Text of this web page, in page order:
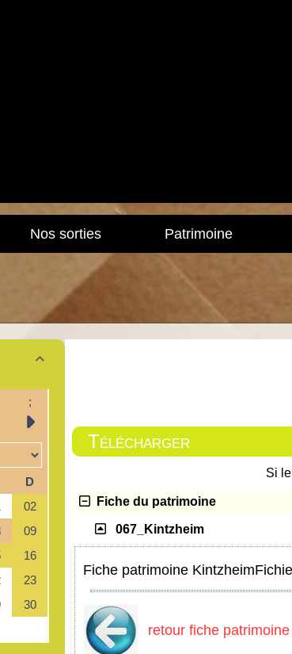
Nos sorties Patrimoine

Télécharger
Si
Fiche du patrimoine
067_Kintzheim
Fiche patrimoine Kintzheim
retour fiche patrimoine